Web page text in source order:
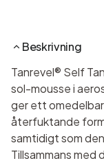
Beskrivning
Tanrevel® Self
sol-mousse i
ger ett
återfuktande
samtidigt som
Tillsammans med